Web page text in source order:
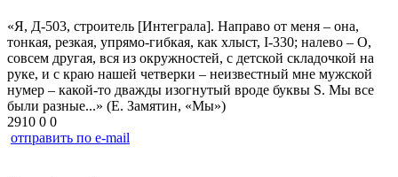
«Я, Д-503, строитель [Интеграла]. Направо от меня – она,
тонкая, резкая, упрямо-гибкая, как хлыст, I-330; налево – О,
совсем другая, вся из окружностей, с детской складочкой на
руке, и с краю нашей четверки – неизвестный мне мужской
нумер – какой-то дважды изогнутый вроде буквы S. Мы все
были разные...» (Е. Замятин, «Мы»)
2910 0 0
отправить по e-mail